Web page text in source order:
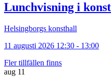
Lunchvisning i
Helsingborgs konsthall
11 augusti 2026 12:30 - 13:00
Fler tillfällen finns
aug 11